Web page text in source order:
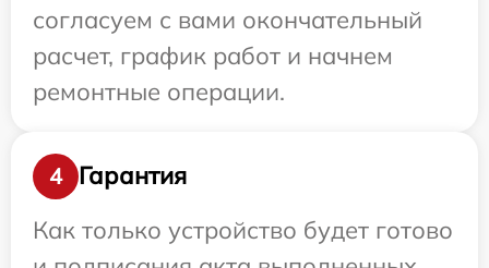
согласуем с вами окончательный
расчет, график работ и начнем
ремонтные операции.
4
Гарантия
Как только устройство будет готово